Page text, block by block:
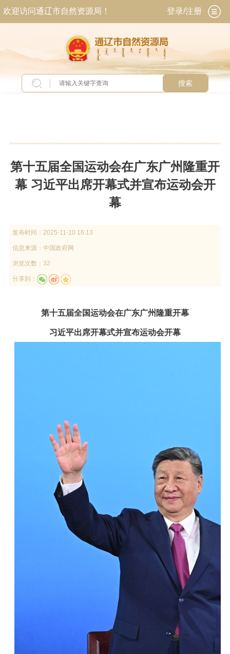
欢迎访问通辽市自然资源局！ 登录/注册
搜索
第十五届全国运动会在广东广州隆重开
幕 习近平出席开幕式并宣布运动会开
幕
发布时间： 2025-11-10 16:13
信息来源： 中国政府网
浏览次数：32
分享到：
第十五届全国运动会在广东广州隆重开幕
习近平出席开幕式并宣布运动会开幕